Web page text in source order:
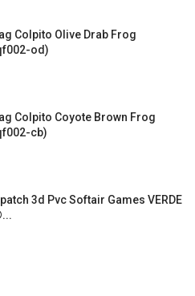
Colpito Olive Drab Frog
od)
Colpito Coyote Brown Frog
cb)
patch 3d Pvc Softair Games VERDE